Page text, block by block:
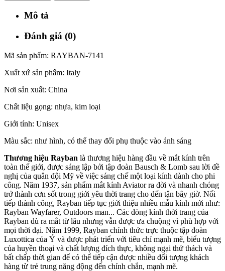
Mô tả
Đánh giá (0)
Mã sản phẩm: RAYBAN-7141
Xuất xứ sản phẩm: Italy
Nơi sản xuất: China
Chất liệu gọng: nhựa, kim loại
Giới tính: Unisex
Màu sắc: như hình, có thể thay đổi phụ thuộc vào ánh sáng
Thương hiệu Rayban là thương hiệu hàng đầu về mắt kính trên
toàn thế giới, được sáng lập bởi tập đoàn Bausch & Lomb sau lời đề
nghị của quân đội Mỹ về việc sáng chế một loại kính dành cho phi
công. Năm 1937, sản phẩm mắt kính Aviator ra đời và nhanh chóng
trở thành cơn sốt trong giới yêu thời trang cho đến tận bây giờ. Nối
tiếp thành công, Rayban tiếp tục giới thiệu nhiều mẫu kính mới như:
Rayban Wayfarer, Outdoors man... Các dòng kính thời trang của
Rayban dù ra mắt từ lâu nhưng vẫn được ưa chuộng vì phù hợp với
mọi thời đại. Năm 1999, Rayban chính thức trực thuộc tập đoàn
Luxottica của Ý và được phát triển với tiêu chí mạnh mẽ, biểu tượng
của huyền thoại và chất lượng đích thực, không ngại thử thách và
bất chấp thời gian để có thể tiếp cận được nhiều đối tượng khách
hàng từ trẻ trung năng động đến chính chắn, mạnh mẽ.